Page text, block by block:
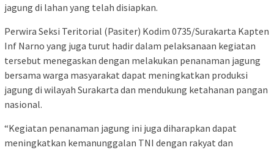
jagung di lahan yang telah disiapkan.
Perwira Seksi Teritorial (Pasiter) Kodim 0735/Surakarta Kapten
Inf Narno yang juga turut hadir dalam pelaksanaan kegiatan
tersebut menegaskan dengan melakukan penanaman jagung
bersama warga masyarakat dapat meningkatkan produksi
jagung di wilayah Surakarta dan mendukung ketahanan pangan
nasional.
“Kegiatan penanaman jagung ini juga diharapkan dapat
meningkatkan kemanunggalan TNI dengan rakyat dan